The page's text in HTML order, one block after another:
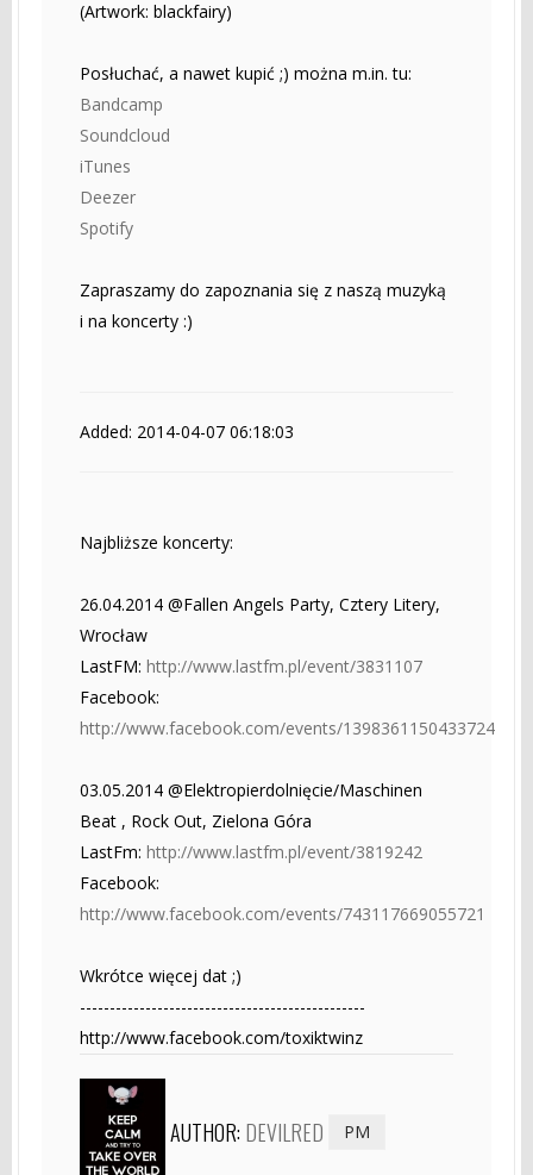
(Artwork: blackfairy)
Posłuchać, a nawet kupić ;) można m.in. tu:
Bandcamp
Soundcloud
iTunes
Deezer
Spotify
Zapraszamy do zapoznania się z naszą muzyką
i na koncerty :)
Added: 2014-04-07 06:18:03
Najbliższe koncerty:
26.04.2014 @Fallen Angels Party, Cztery Litery,
Wrocław
LastFM: http://www.lastfm.pl/event/3831107
Facebook:
http://www.facebook.com/events/1398361150433724
03.05.2014 @Elektropierdolnięcie/Maschinen
Beat , Rock Out, Zielona Góra
LastFm: http://www.lastfm.pl/event/3819242
Facebook:
http://www.facebook.com/events/743117669055721
Wkrótce więcej dat ;)
------------------------------------------------
http://www.facebook.com/toxiktwinz
AUTHOR: DEVILRED PM